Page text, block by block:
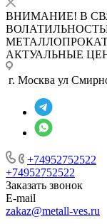
ВНИМАНИЕ! В
АКТУАЛЬНЫЕ
г. Москва ул
+74952752522
+74952752522
Заказать звонок
E-mail
zakaz@metall-ves.ru